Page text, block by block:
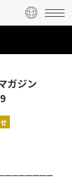
ガジン